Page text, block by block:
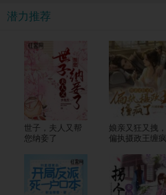
潜力推荐
世子，夫人又帮
您纳妾了
娘亲又狂又拽，
偏执摄政王缠疯